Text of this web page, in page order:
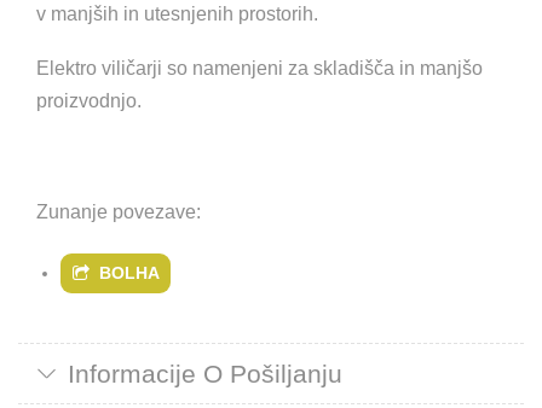
v manjših in utesnjenih prostorih.
Elektro viličarji so namenjeni za skladišča in manjšo
proizvodnjo.
Zunanje povezave:
BOLHA
Informacije O Pošiljanju